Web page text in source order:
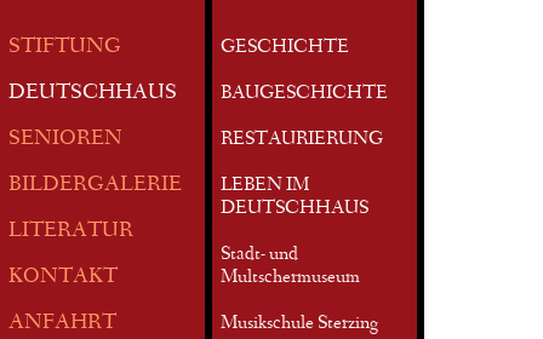
STIFTUNG
DEUTSCHHAUS
SENIOREN
BILDERGALERIE
LITERATUR
KONTAKT
ANFAHRT
GESCHICHTE
BAUGESCHICHTE
RESTAURIERUNG
LEBEN IM
DEUTSCHHAUS
Stadt- und
Multschermuseum
Musikschule Sterzing